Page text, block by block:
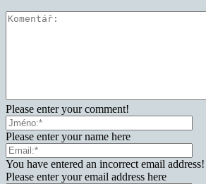
Please enter your comment!
Please enter your name here
You have entered an incorrect email address!
Please enter your email address here